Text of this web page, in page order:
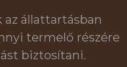
az állattartásban
termelő részére
biztosítani.